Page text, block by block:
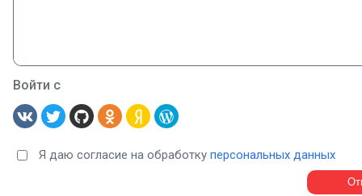
Войти с
Я даю согласие на обработку персональных данных